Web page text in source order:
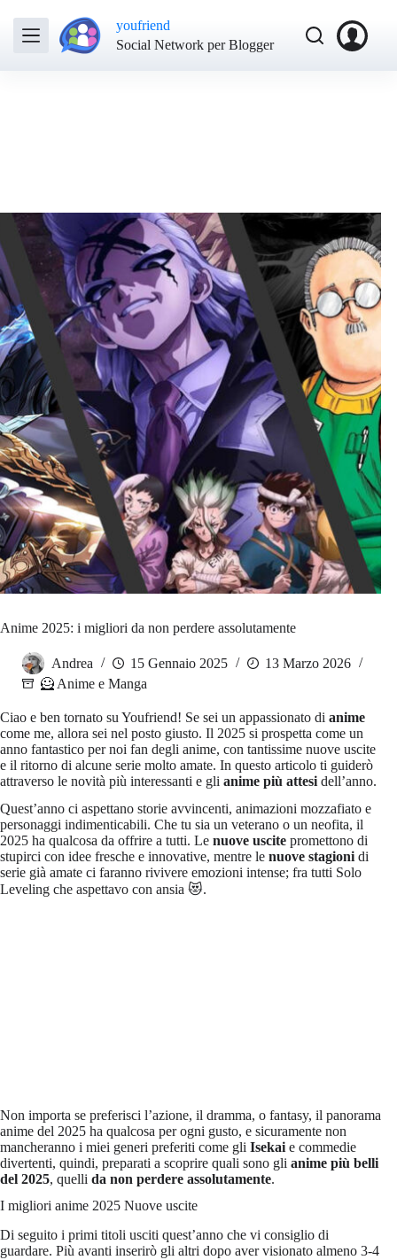
youfriend
Social Network per Blogger
Anime 2025: i migliori da non perdere assolutamente
Andrea 15 Gennaio 2025
13 Marzo 2026
🦸 Anime e Manga
Ciao e ben tornato su Youfriend! Se sei un appassionato di anime
come me, allora sei nel posto giusto. Il 2025 si prospetta come un
anno fantastico per noi fan degli anime, con tantissime nuove uscite
e il ritorno di alcune serie molto amate. In questo articolo ti guiderò
attraverso le novità più interessanti e gli anime più attesi dell’anno.
Quest’anno ci aspettano storie avvincenti, animazioni mozzafiato e
personaggi indimenticabili. Che tu sia un veterano o un neofita, il
2025 ha qualcosa da offrire a tutti. Le nuove uscite promettono di
stupirci con idee fresche e innovative, mentre le nuove stagioni di
serie già amate ci faranno rivivere emozioni intense; fra tutti Solo
Leveling che aspettavo con ansia 😻.
Non importa se preferisci l’azione, il dramma, o fantasy, il panorama
anime del 2025 ha qualcosa per ogni gusto, e sicuramente non
mancheranno i miei generi preferiti come gli Isekai e commedie
divertenti, quindi, preparati a scoprire quali sono gli anime più belli
del 2025, quelli da non perdere assolutamente.
I migliori anime 2025 Nuove uscite
Di seguito i primi titoli usciti quest’anno che vi consiglio di
guardare. Più avanti inserirò gli altri dopo aver visionato almeno 3-4